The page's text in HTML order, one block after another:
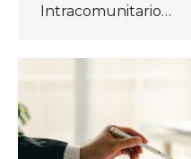
Intracomunitario…